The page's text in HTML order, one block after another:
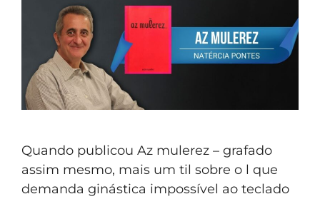
Quando publicou Az mulerez – grafado
assim mesmo, mais um til sobre o l que
demanda ginástica impossível ao teclado